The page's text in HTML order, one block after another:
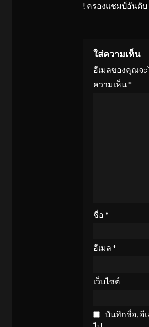
! ครองแชมป์อันดับ
ใส่ความเห็น
อีเมลของคุณจ
ความเห็น*
ชื่อ *
อีเมล *
เว็บไซต์
บันทึกชื่อ, อี